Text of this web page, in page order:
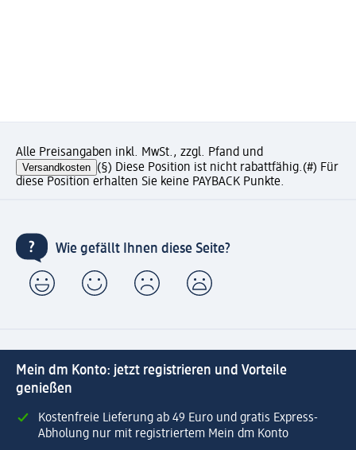
Alle Preisangaben inkl. MwSt., zzgl. Pfand und
Versandkosten (§) Diese Position ist nicht rabattfähig.(#) Für
diese Position erhalten Sie keine PAYBACK Punkte.
Wie gefällt Ihnen diese Seite?
Mein dm Konto: jetzt registrieren und Vorteile
genießen
Kostenfreie Lieferung ab 49 Euro und gratis Express-
Abholung nur mit registriertem Mein dm Konto